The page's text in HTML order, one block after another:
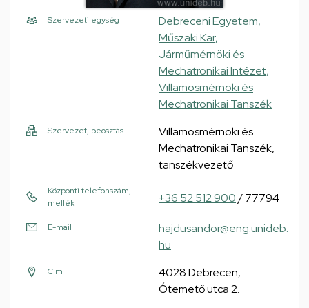
Szervezeti egység
Debreceni Egyetem,
Műszaki Kar,
Járműmérnöki és
Mechatronikai Intézet,
Villamosmérnöki és
Mechatronikai Tanszék
Szervezet, beosztás
Villamosmérnöki és
Mechatronikai Tanszék,
tanszékvezető
Központi telefonszám,
mellék
+36 52 512 900/ 77794
E-mail
hajdusandor@eng.unideb.
hu
Cím
4028 Debrecen,
Ótemető utca 2.